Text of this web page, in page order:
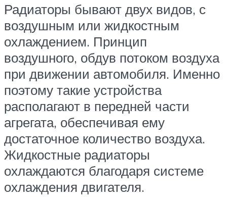
Радиаторы бывают двух видов, с
воздушным или жидкостным
охлаждением. Принцип
воздушного, обдув потоком воздуха
при движении автомобиля. Именно
поэтому такие устройства
располагают в передней части
агрегата, обеспечивая ему
достаточное количество воздуха.
Жидкостные радиаторы
охлаждаются благодаря системе
охлаждения двигателя.